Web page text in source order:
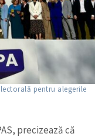
pentru alegerile
precizează că